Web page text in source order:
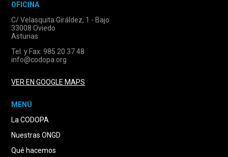
OFICINA
C/ Velasquita Giráldez, 1 - Bajo
33008 Oviedo
Asturias
Tel. y Fax: 985 20 37 48
info@codopa.org
VER EN GOOGLE MAPS
MENÚ
La CODOPA
Nuestras ONGD
Qué hacemos